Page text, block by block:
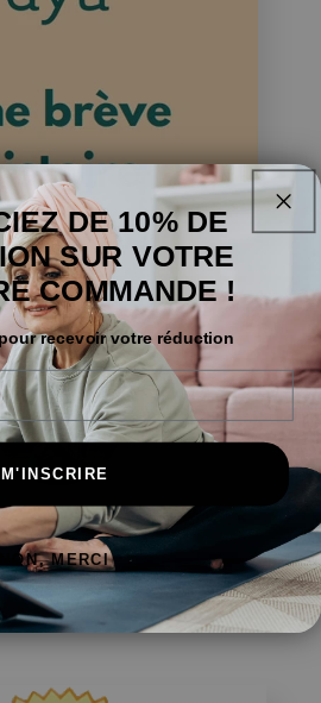
DE 10% DE
SUR VOTRE
COMMANDE !
recevoir votre réduction
M'INSCRIRE
NON, MERCI